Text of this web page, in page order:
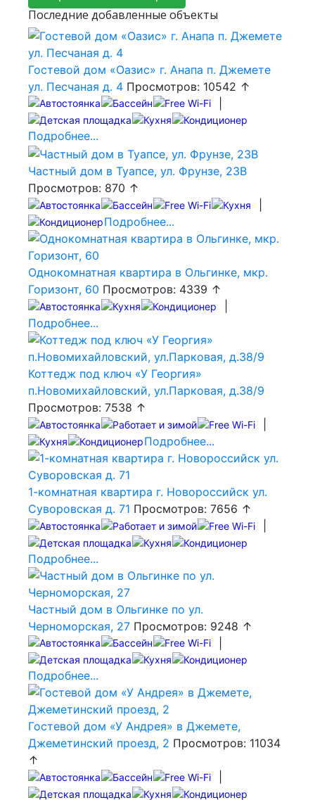
Последние добавленные объекты
Гостевой дом «Оазис» г. Анапа п. Джемете
ул. Песчаная д. 4 Просмотров: 10542 ↑
Подробнее...
Частный дом в Туапсе, ул. Фрунзе, 23В
Просмотров: 870 ↑
Подробнее...
Однокомнатная квартира в Ольгинке, мкр.
Горизонт, 60 Просмотров: 4339 ↑
Подробнее...
Коттедж под ключ «У Георгия»
п.Новомихайловский, ул.Парковая, д.38/9
Просмотров: 7538 ↑
Подробнее...
1-комнатная квартира г. Новороссийск ул.
Суворовская д. 71 Просмотров: 7656 ↑
Подробнее...
Частный дом в Ольгинке по ул.
Черноморская, 27 Просмотров: 9248 ↑
Подробнее...
Гостевой дом «У Андрея» в Джемете,
Джеметинский проезд, 2 Просмотров: 11034
↑